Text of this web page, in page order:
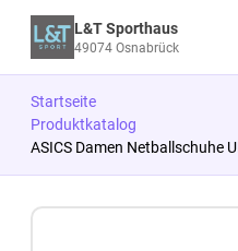
L&T Sporthaus
49074 Osnabrück
Startseite
Produktkatalog
ASICS Damen Netballschuhe